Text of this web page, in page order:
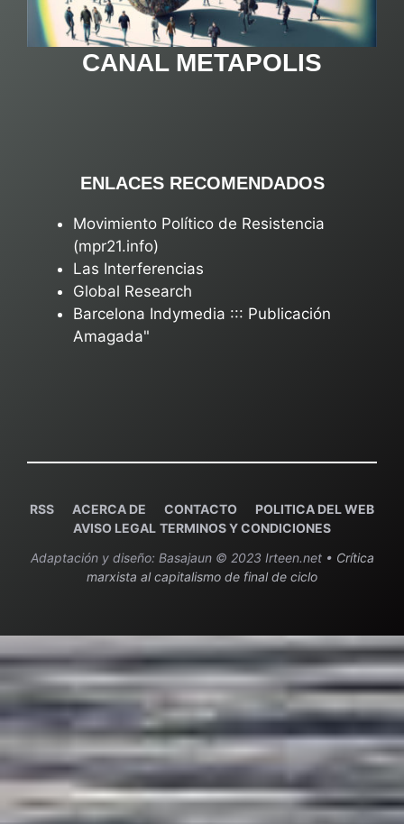
CANAL METAPOLIS
ENLACES RECOMENDADOS
Movimiento Político de Resistencia
(mpr21.info)
Las Interferencias
Global Research
Barcelona Indymedia ::: Publicación
Amagada"
RSS ACERCA DE CONTACTO
POLITICA DEL WEB
AVISO LEGAL TERMINOS Y CONDICIONES
Adaptación y diseño: Basajaun © 2023 Irteen.net • Crítica
marxista al capitalismo de final de ciclo